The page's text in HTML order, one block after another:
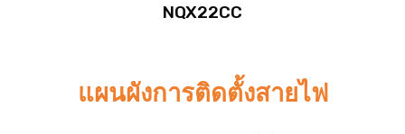
NQX22CC
แผนผังการติดตั้งสายไฟ